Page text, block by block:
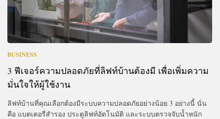
BUSINESS
3 ฟีเจอร์ความปลอดภัยที่ลิฟท์บ้านต้องมี เพื่อเพิ่มความ
มั่นใจให้ผู้ใช้งาน
ลิฟท์บ้านที่คุณเลือกต้องมีระบบความปลอดภัยอย่างน้อย 3 อย่างนี้ นั่น
คือ แบตเตอรี่สำรอง ประตูลิฟท์อัตโนมัติ และระบบตรวจจับน้ำหนัก